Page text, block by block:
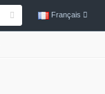
Français